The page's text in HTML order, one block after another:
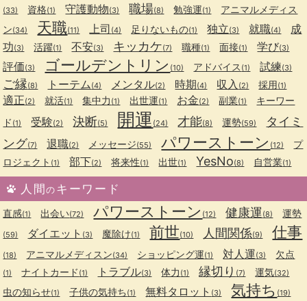
(33) 資格(1) 守護動物(3) 職場(8) 勉強運(1)
アニマルメディス
ン(34) 天職(11) 上司 (4) 足りないもの(1) 独立(3) 就職(4)
成
功(3) 活躍(1) 不安(3) キッカケ(7) 職種(1) 面接(1) 学び(3)
評価(3) ゴールデントリン (10) アドバイス (1) 試練(3)
ご縁(8) トーテム(4) メンタル(2) 時期(4) 収入 (2) 採用(1)
適正(2) 就活(1) 集中力 (1) 出世運(1) お金(2) 副業(1)
キーワー
ド (1) 受験(2) 決断(5) 開運 (24) 才能(8) 運勢(59)
タイミ
ング(7) 退職(2) メッセージ(55) パワーストーン (12)
プ
ロジェクト (1) 部下(2) 将来性(1) 出世(1) YesNo(8) 自営業(1)
人間のキーワード
直感(1) 出会い(72) パワーストーン (12) 健康運(8) 運勢
(59) ダイエット (3) 魔除け(1) 前世(10) 人間関係(9) 仕事
(18) アニマルメディスン(34) ショッピング運(1) 対人運(3) 欠点
(1) ナイトカード (1) トラブル(3) 体力 (1) 縁切り (7) 運気(32)
虫の知らせ(1) 子供の気持ち(1) 無料タロット (3) 気持ち (19)